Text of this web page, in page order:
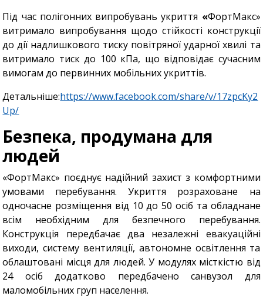
Під час полігонних випробувань укриття «ФортМакс»
витримало випробування щодо стійкості конструкції
до дії надлишкового тиску повітряної ударної хвилі та
витримало тиск до 100 кПа, що відповідає сучасним
вимогам до первинних мобільних укриттів.
Детальніше:https://www.facebook.com/share/v/17zpcKy2
Up/
Безпека, продумана для
людей
«ФортМакс» поєднує надійний захист з комфортними
умовами перебування. Укриття розраховане на
одночасне розміщення від 10 до 50 осіб та обладнане
всім необхідним для безпечного перебування.
Конструкція передбачає два незалежні евакуаційні
виходи, систему вентиляції, автономне освітлення та
облаштовані місця для людей. У модулях місткістю від
24 осіб додатково передбачено санвузол для
маломобільних груп населення.